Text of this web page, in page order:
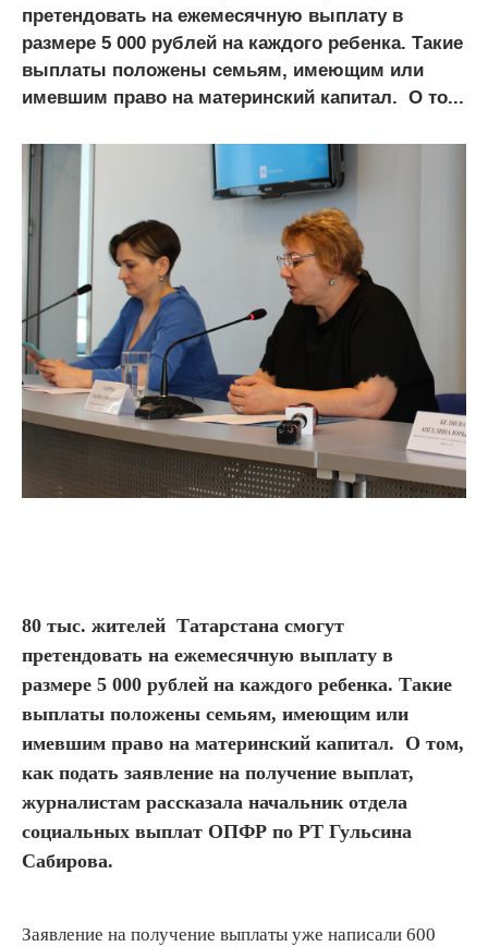
претендовать на ежемесячную выплату в
размере 5 000 рублей на каждого ребенка. Такие
выплаты положены семьям, имеющим или
имевшим право на материнский капитал. О то...
80 тыс. жителей Татарстана смогут
претендовать на ежемесячную выплату в
размере 5 000 рублей на каждого ребенка. Такие
выплаты положены семьям, имеющим или
имевшим право на материнский капитал. О том,
как подать заявление на получение выплат,
журналистам рассказала начальник отдела
социальных выплат ОПФР по РТ Гульсина
Сабирова.
Заявление на получение выплаты уже написали 600